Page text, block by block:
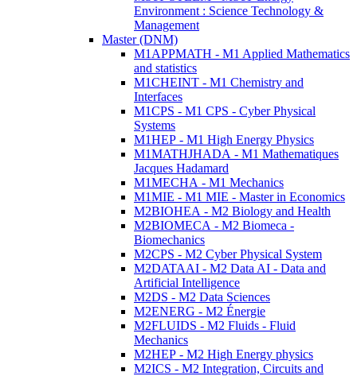
Environment : Science Technology &
Management
Master (DNM)
M1APPMATH - M1 Applied Mathematics
and statistics
M1CHEINT - M1 Chemistry and
Interfaces
M1CPS - M1 CPS - Cyber Physical
Systems
M1HEP - M1 High Energy Physics
M1MATHJHADA - M1 Mathematiques
Jacques Hadamard
M1MECHA - M1 Mechanics
M1MIE - M1 MIE - Master in Economics
M2BIOHEA - M2 Biology and Health
M2BIOMECA - M2 Biomeca -
Biomechanics
M2CPS - M2 Cyber Physical System
M2DATAAI - M2 Data AI - Data and
Artificial Intelligence
M2DS - M2 Data Sciences
M2ENERG - M2 Énergie
M2FLUIDS - M2 Fluids - Fluid
Mechanics
M2HEP - M2 High Energy physics
M2ICS - M2 Integration, Circuits and